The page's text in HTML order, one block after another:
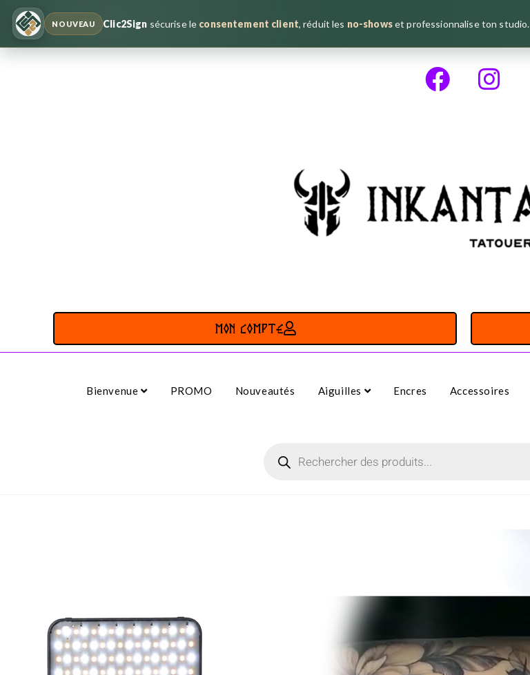
NOUVEAU Clic2Sign sécurise le consentement client, réduit les no-showset professionnalise ton studio.
MON COMPTE
Bienvenue PROMO Nouveautés Aiguilles Encres Accessoires